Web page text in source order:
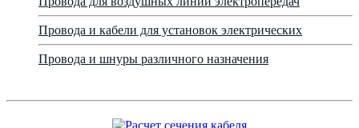
Провода и кабели для установок электрических
Провода и шнуры различного назначения